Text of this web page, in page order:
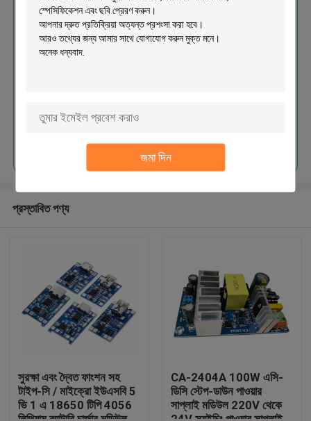
জমা দিন
CA-103A PWM DC মোটর স্পিড
প্রস্তাবিত পণ্য
সুরক্ষা এবং দ্বৈত ফাংশন সহ
টাইপ-সি / মাইক্রো ইউএসবি 5
ভি 1 এ 18650 টিপি 4056
CA-2404A 100W এসি-
ডিসি স্টেপ-ডাউন পাওয়ার
সাপ্লাই মডিউল 220V থেকে